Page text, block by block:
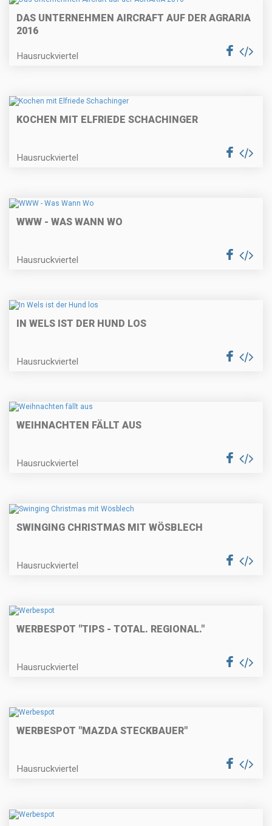
DAS UNTERNEHMEN AIRCRAFT AUF DER AGRARIA
2016
Hausruckviertel
KOCHEN MIT ELFRIEDE SCHACHINGER
Hausruckviertel
WWW - WAS WANN WO
Hausruckviertel
IN WELS IST DER HUND LOS
Hausruckviertel
WEIHNACHTEN FÄLLT AUS
Hausruckviertel
SWINGING CHRISTMAS MIT WÖSBLECH
Hausruckviertel
WERBESPOT "TIPS - TOTAL. REGIONAL."
Hausruckviertel
WERBESPOT "MAZDA STECKBAUER"
Hausruckviertel